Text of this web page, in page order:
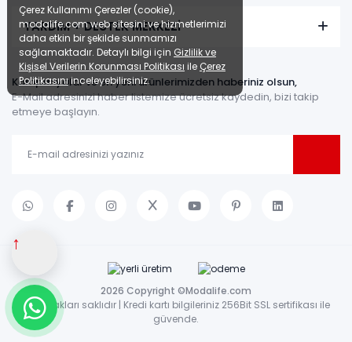
↑
YARDIM + DESTEK MERKEZİ
Kampanyalar ve en yeni ürünlerimizden haberiniz olsun,
E-Mail adresinizi haber listemize ücretsiz kaydedin, bizi takip
etmeye başlayın.
2026 Copyright ©Modalife.com
Tüm hakları saklıdır | Kredi kartı bilgileriniz 256Bit SSL sertifikası ile
güvende.
Çerez Kullanımı Çerezler (cookie),
modalife.com web sitesini ve hizmetlerimizi
daha etkin bir şekilde sunmamızı
sağlamaktadır. Detaylı bilgi için Gizlilik ve
Kişisel Verilerin Korunması Politikası ile Çerez
Politikasınıinceleyebilirsiniz.